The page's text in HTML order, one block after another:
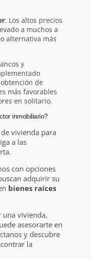
: Los altos precios
a muchos a
alternativa más
y
de
más favorables
en solitario.
inmobiliario?
vivienda para
a las
con opciones
adquirir su
bienes raíces
una vivienda,
asesorarte en
y descubre
la